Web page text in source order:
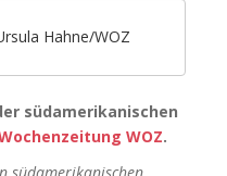
Hahne/WOZ
südamerikanischen
WOZ.